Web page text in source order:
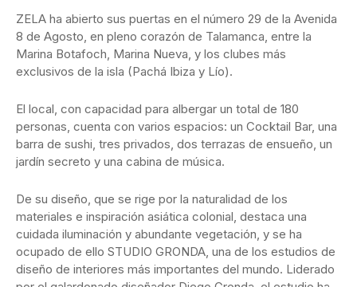
ZELA ha abierto sus puertas en el número 29 de la Avenida
8 de Agosto, en pleno corazón de Talamanca, entre la
Marina Botafoch, Marina Nueva, y los clubes más
exclusivos de la isla (Pachá Ibiza y Lío).
El local, con capacidad para albergar un total de 180
personas, cuenta con varios espacios: un Cocktail Bar, una
barra de sushi, tres privados, dos terrazas de ensueño, un
jardín secreto y una cabina de música.
De su diseño, que se rige por la naturalidad de los
materiales e inspiración asiática colonial, destaca una
cuidada iluminación y abundante vegetación, y se ha
ocupado de ello STUDIO GRONDA, una de los estudios de
diseño de interiores más importantes del mundo. Liderado